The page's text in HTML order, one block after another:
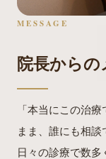
MESSAGE
院長から
「本当にこの治
まま、誰にも相
日々の診療で数